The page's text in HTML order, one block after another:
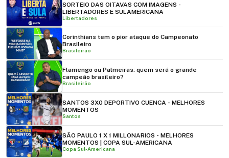
SORTEIO DAS OITAVAS COM IMAGENS -
LIBERTADORES E SULAMERICANA
Libertadores
Corinthians tem o pior ataque do Campeonato
Brasileiro
Brasileirão
Flamengo ou Palmeiras: quem será o grande
campeão brasileiro?
Brasileirão
SANTOS 3X0 DEPORTIVO CUENCA - MELHORES
MOMENTOS
Santos
SÃO PAULO 1 X 1 MILLONARIOS - MELHORES
MOMENTOS | COPA SUL-AMERICANA
Copa Sul-Americana